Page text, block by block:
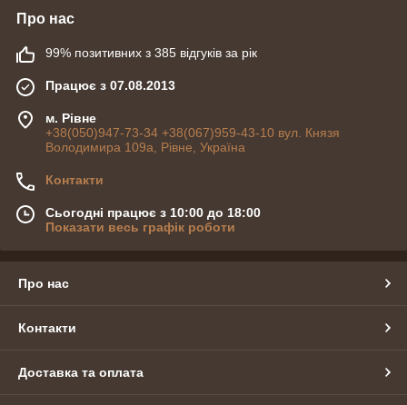
Про нас
99% позитивних з 385 відгуків за рік
Працює з 07.08.2013
м. Рівне
+38(050)947-73-34 +38(067)959-43-10 вул. Князя
Володимира 109а, Рівне, Україна
Контакти
Сьогодні працює з 10:00 до 18:00
Показати весь графік роботи
Про нас
Контакти
Доставка та оплата